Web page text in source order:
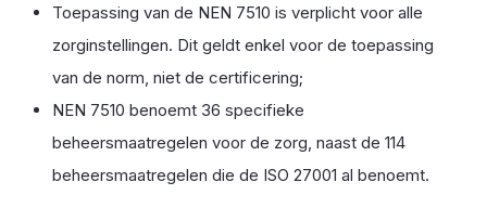
Toepassing van de NEN 7510 is verplicht voor alle
zorginstellingen. Dit geldt enkel voor de toepassing
van de norm, niet de certificering;
NEN 7510 benoemt 36 specifieke
beheersmaatregelen voor de zorg, naast de 114
beheersmaatregelen die de ISO 27001 al benoemt.